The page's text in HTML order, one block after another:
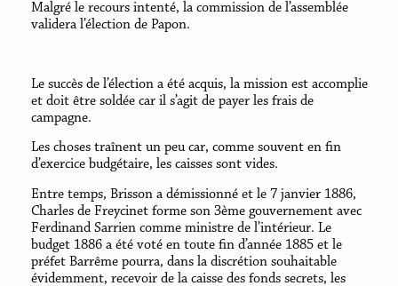
Malgré le recours intenté, la commission de l’assemblée
validera l’élection de Papon.
Le succès de l’élection a été acquis, la mission est accomplie
et doit être soldée car il s’agit de payer les frais de
campagne.
Les choses traînent un peu car, comme souvent en fin
d’exercice budgétaire, les caisses sont vides.
Entre temps, Brisson a démissionné et le 7 janvier 1886,
Charles de Freycinet forme son 3ème gouvernement avec
Ferdinand Sarrien comme ministre de l’intérieur. Le
budget 1886 a été voté en toute fin d’année 1885 et le
préfet Barrême pourra, dans la discrétion souhaitable
évidemment, recevoir de la caisse des fonds secrets, les